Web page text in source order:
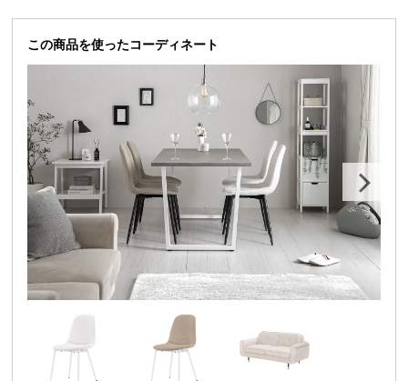
て
大
型
商
品
の
配
送
この商品を使ったコーディネート